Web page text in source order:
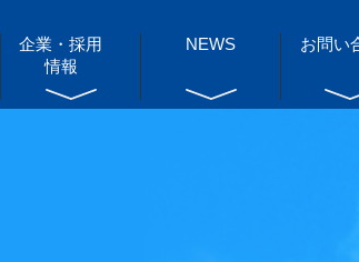
企業・採用
情報
NEWS お問い